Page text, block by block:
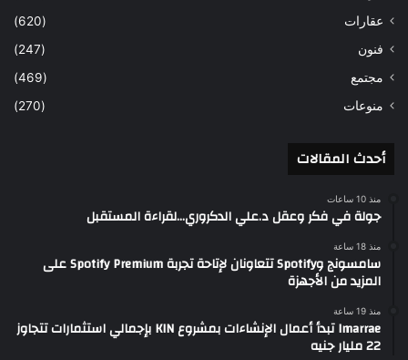
عقارات
(620)
فنون
(247)
مجتمع
(469)
منوعات
(270)
أحدث المقالات
منذ 10 ساعات
جولة في فكر وعقل د.علي الدكروري…لقراءة المستقبل
منذ 18 ساعة
سامسونج وSpotify تتعاونان لإتاحة تجربة Spotify Premium على
المزيد من الأجهزة
منذ 19 ساعة
Imarrae تبدأ أعمال الإنشاءات بمشروع KIN بإجمالي استثمارات تتجاوز
22 مليار جنيه